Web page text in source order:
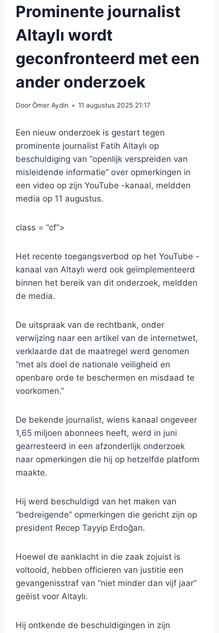
Prominente journalist
Altaylı wordt
geconfronteerd met een
ander onderzoek
DoorÖmer Aydin 11 augustus 2025 21:17
Een nieuw onderzoek is gestart tegen
prominente journalist Fatih Altaylı op
beschuldiging van “openlijk verspreiden van
misleidende informatie” over opmerkingen in
een video op zijn YouTube -kanaal, meldden
media op 11 augustus.
class = “cf”>
Het recente toegangsverbod op het YouTube -
kanaal van Altaylı werd ook geïmplementeerd
binnen het bereik van dit onderzoek, meldden
de media.
De uitspraak van de rechtbank, onder
verwijzing naar een artikel van de internetwet,
verklaarde dat de maatregel werd genomen
“met als doel de nationale veiligheid en
openbare orde te beschermen en misdaad te
voorkomen.”
De bekende journalist, wiens kanaal ongeveer
1,65 miljoen abonnees heeft, werd in juni
gearresteerd in een afzonderlijk onderzoek
naar opmerkingen die hij op hetzelfde platform
maakte.
Hij werd beschuldigd van het maken van
“bedreigende” opmerkingen die gericht zijn op
president Recep Tayyip Erdoğan.
Hoewel de aanklacht in die zaak zojuist is
voltooid, hebben officieren van justitie een
gevangenisstraf van “niet minder dan vijf jaar”
geëist voor Altaylı.
Hij ontkende de beschuldigingen in zijn